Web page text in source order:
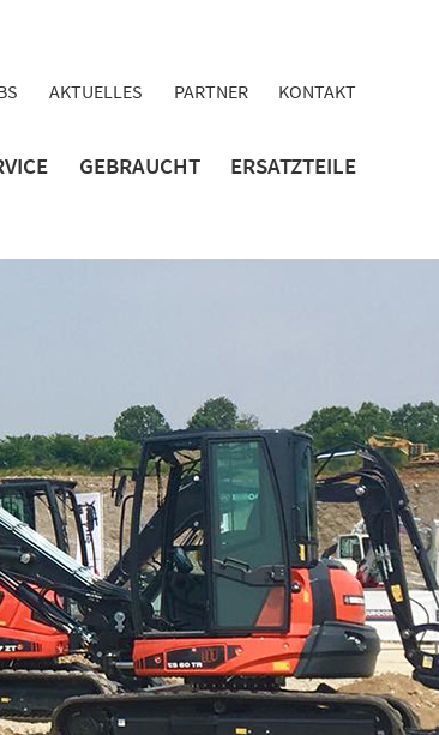
AKTUELLES PARTNER KONTAKT
GEBRAUCHT ERSATZTEILE